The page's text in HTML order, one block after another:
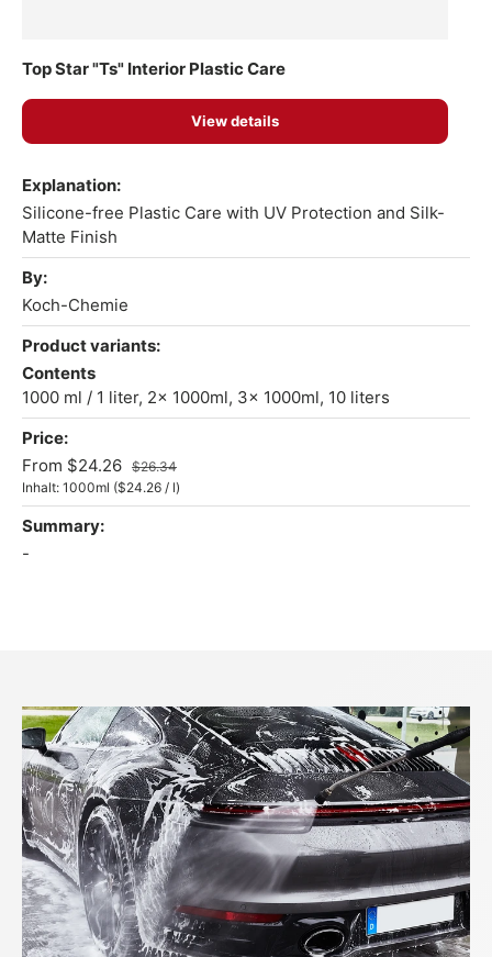
A table comparing the facets of 1 products
Top Star "Ts" Interior Plastic Care
View details
Explanation
Silicone-free Plastic Care with UV Protection and Silk-
Matte Finish
By
Koch-Chemie
Product variants
Contents
1000 ml / 1 liter, 2x 1000ml, 3x 1000ml, 10 liters
Price
From $24.26 $26.34
Inhalt: 1000ml Unit price
($24.26 / l)
Summary
-